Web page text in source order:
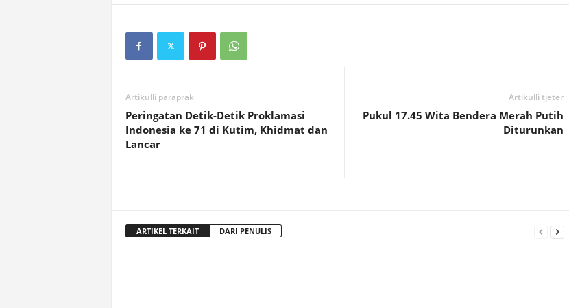
Artikulli paraprak
Peringatan Detik-Detik Proklamasi
Indonesia ke 71 di Kutim, Khidmat dan
Lancar
Artikulli tjetër
Pukul 17.45 Wita Bendera Merah Putih
Diturunkan
ARTIKEL TERKAIT DARI PENULIS